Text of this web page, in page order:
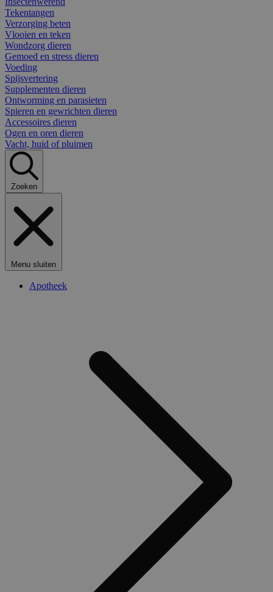
Tekentangen
Verzorging beten
Vlooien en teken
Wondzorg dieren
Gemoed en stress dieren
Voeding
Spijsvertering
Supplementen dieren
Ontworming en parasieten
Spieren en gewrichten dieren
Accessoires dieren
Ogen en oren dieren
Vacht, huid of pluimen
Zoeken
Menu sluiten
Apotheek